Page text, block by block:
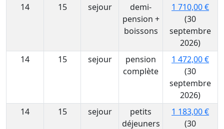
14
15 sejour
demi-
pension +
boissons
1 710,00 €
(30
septembre
2026)
14
15 sejour
pension
complète
1 472,00 €
(30
septembre
2026)
14
15 sejour
petits
déjeuners
1 183,00 €
(30